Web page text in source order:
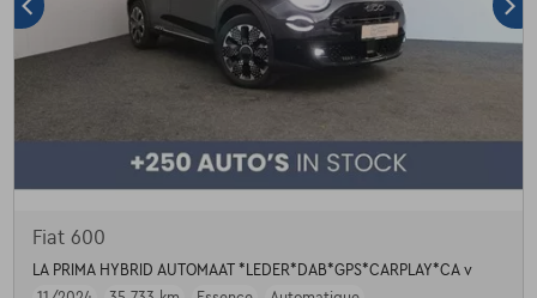
Fiat 600
LA PRIMA HYBRID AUTOMAAT *LEDER*DAB*GPS*CARPLAY*CA v